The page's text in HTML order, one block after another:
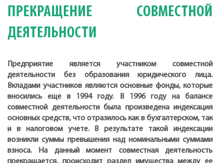
ПРЕКРАЩЕНИЕ СОВМЕСТНОЙ
ДЕЯТЕЛЬНОСТИ
Предприятие является участником совместной
деятельности без образования юридического лица.
Вкладами участников являются основные фонды, которые
вносились еще в 1994 году. В 1996 году на балансе
совместной деятельности была произведена индексация
основных средств, что отразилось как в бухгалтерском, так
и в налоговом учете. В результате такой индексации
возникли суммы превышения над номинальными суммами
взноса. На данный момент совместная деятельность